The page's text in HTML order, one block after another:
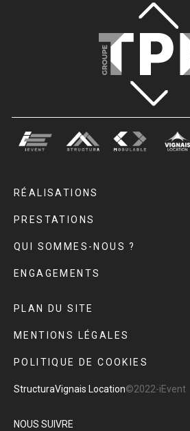
RÉALISATIONS
PRESTATIONS
QUI SOMMES-NOUS ?
ENGAGEMENTS
PLAN DU SITE
MENTIONS LÉGALES
POLITIQUE DE COOKIES
StructuraVignais Location©2022-iEvent
NOUS SUIVRE